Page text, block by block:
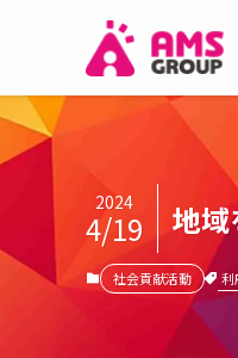
地
2024
4/19
社会貢献活動 利